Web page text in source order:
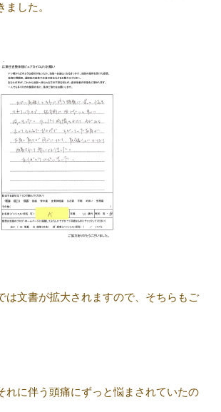
した。
は文書が拡大されますので、そちらもご
れに伴う頭痛にずっと悩まされていたの